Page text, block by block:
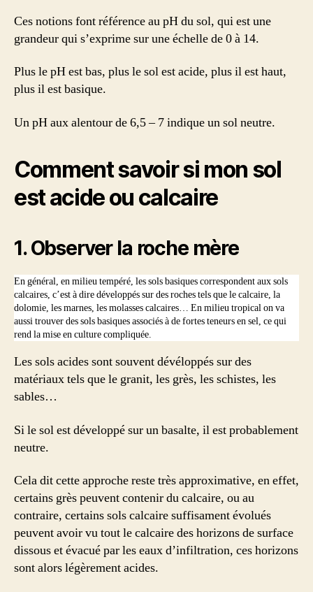
Ces notions font référence au pH du sol, qui est une
grandeur qui s’exprime sur une échelle de 0 à 14.
Plus le pH est bas, plus le sol est acide, plus il est haut,
plus il est basique.
Un pH aux alentour de 6,5 – 7 indique un sol neutre.
Comment savoir si mon sol
est acide ou calcaire
1. Observer la roche mère
En général, en milieu tempéré, les sols basiques correspondent aux sols
calcaires, c’est à dire développés sur des roches tels que le calcaire, la
dolomie, les marnes, les molasses calcaires… En milieu tropical on va
aussi trouver des sols basiques associés à de fortes teneurs en sel, ce qui
rend la mise en culture compliquée.
Les sols acides sont souvent dévéloppés sur des
matériaux tels que le granit, les grès, les schistes, les
sables…
Si le sol est développé sur un basalte, il est probablement
neutre.
Cela dit cette approche reste très approximative, en effet,
certains grès peuvent contenir du calcaire, ou au
contraire, certains sols calcaire suffisament évolués
peuvent avoir vu tout le calcaire des horizons de surface
dissous et évacué par les eaux d’infiltration, ces horizons
sont alors légèrement acides.